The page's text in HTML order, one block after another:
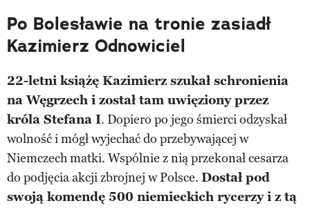
Po Bolesławie na tronie zasiadł
Kazimierz Odnowiciel
22-letni książę Kazimierz szukał schronienia
na Węgrzech i został tam uwięziony przez
króla Stefana I. Dopiero po jego śmierci odzyskał
wolność i mógł wyjechać do przebywającej w
Niemczech matki. Wspólnie z nią przekonał cesarza
do podjęcia akcji zbrojnej w Polsce. Dostał pod
swoją komendę 500 niemieckich rycerzy i z tą